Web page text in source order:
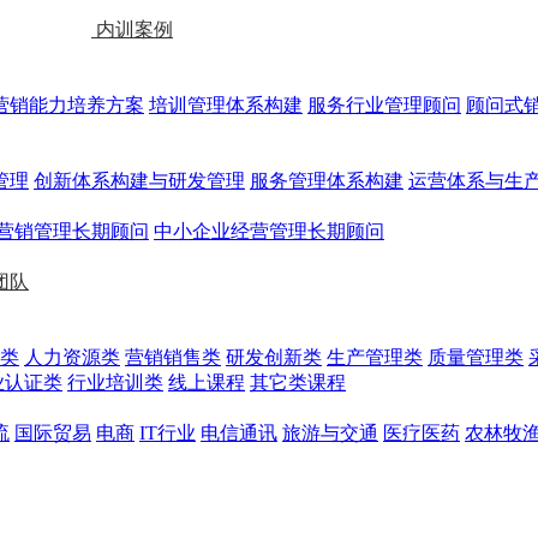
内训案例
销能力培养方案 培训管理体系构建 服务行业管理顾问 顾问式
理 创新体系构建与研发管理 服务管理体系构建 运营体系与生
销管理长期顾问 中小企业经营管理长期顾问
队
人力资源类 营销销售类 研发创新类 生产管理类 质量管理类
认证类 行业培训类 线上课程 其它类课程
国际贸易 电商 IT行业 电信通讯 旅游与交通 医疗医药 农林牧